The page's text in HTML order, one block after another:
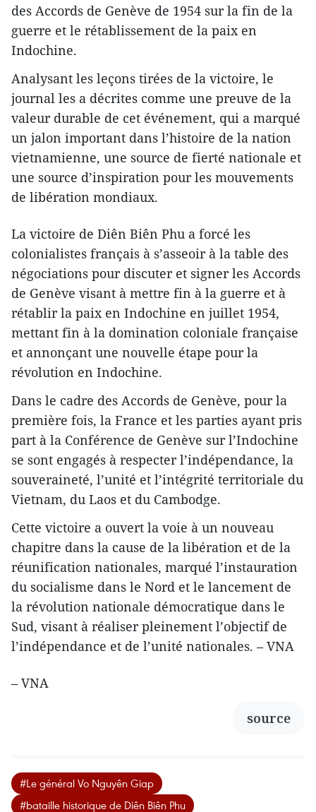
des Accords de Genève de 1954 sur la fin de la
guerre et le rétablissement de la paix en
Indochine.
Analysant les leçons tirées de la victoire, le
journal les a décrites comme une preuve de la
valeur durable de cet événement, qui a marqué
un jalon important dans l’histoire de la nation
vietnamienne, une source de fierté nationale et
une source d’inspiration pour les mouvements
de libération mondiaux.
La victoire de Diên Biên Phu a forcé les
colonialistes français à s’asseoir à la table des
négociations pour discuter et signer les Accords
de Genève visant à mettre fin à la guerre et à
rétablir la paix en Indochine en juillet 1954,
mettant fin à la domination coloniale française
et annonçant une nouvelle étape pour la
révolution en Indochine.
Dans le cadre des Accords de Genève, pour la
première fois, la France et les parties ayant pris
part à la Conférence de Genève sur l’Indochine
se sont engagés à respecter l’indépendance, la
souveraineté, l’unité et l’intégrité territoriale du
Vietnam, du Laos et du Cambodge.
Cette victoire a ouvert la voie à un nouveau
chapitre dans la cause de la libération et de la
réunification nationales, marqué l’instauration
du socialisme dans le Nord et le lancement de
la révolution nationale démocratique dans le
Sud, visant à réaliser pleinement l’objectif de
l’indépendance et de l’unité nationales. – VNA
– VNA
source
#Le général Vo Nguyên Giap
#bataille historique de Diên Biên Phu